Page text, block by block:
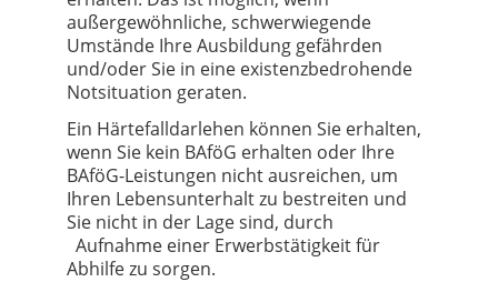
außergewöhnliche, schwerwiegende
Umstände Ihre Ausbildung gefährden
und/oder Sie in eine existenzbedrohende
Notsituation geraten.
Ein Härtefalldarlehen können Sie erhalten,
wenn Sie kein BAföG erhalten oder Ihre
BAföG-Leistungen nicht ausreichen, um
Ihren Lebensunterhalt zu bestreiten und
Sie nicht in der Lage sind, durch
Aufnahme einer Erwerbstätigkeit für
Abhilfe zu sorgen.